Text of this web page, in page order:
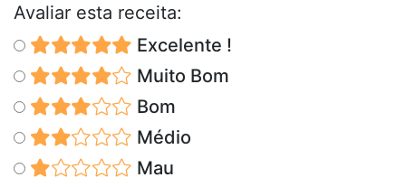
Avaliar esta receita:
Excelente !
Muito Bom
Bom
Médio
Mau